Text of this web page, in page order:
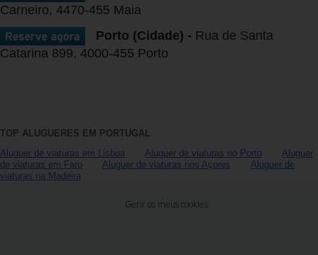
Hertz
Gold+
Carneiro, 4470-455 Maia
Porto (Cidade) - Rua de Santa
Catarina 899, 4000-455 Porto
TOP ALUGUERES EM PORTUGAL
Aluguer de viaturas em Lisboa
Aluguer de viaturas no Porto
Aluguer
de viaturas em Faro
Aluguer de viaturas nos Açores
Aluguer de
viaturas na Madeira
Gerir os meus cookies